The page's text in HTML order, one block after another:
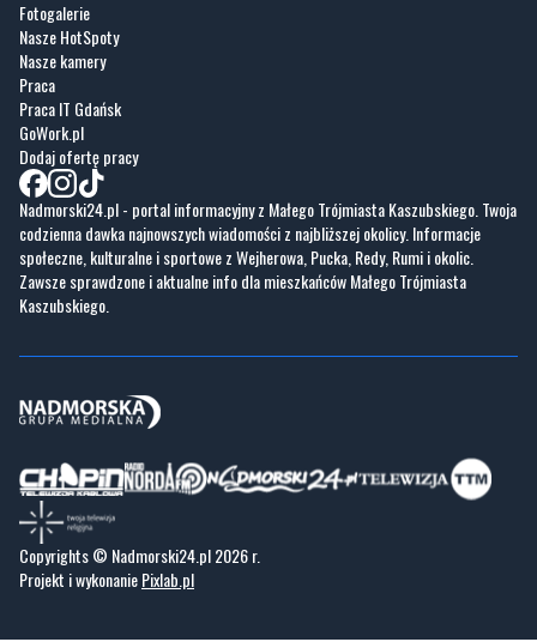
Zobacz
Fotogalerie
Nasze HotSpoty
Nasze kamery
Praca
Praca IT Gdańsk
GoWork.pl
Dodaj ofertę pracy
Nadmorski24.pl - portal informacyjny z Małego Trójmiasta Kaszubskiego. Twoja
codzienna dawka najnowszych wiadomości z najbliższej okolicy. Informacje